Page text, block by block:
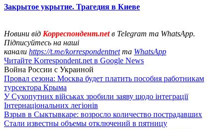
Закрытое укрытие. Трагедия в Киеве
Новини від Корреспондент.netв Telegram та WhatsApp.
Підписуйтесь на наші
канали https://t.me/korrespondentnetта WhatsApp
Читайте Korrespondent.net в Google News
Война России с Украиной
Провал сезона: Москва будет платить пособия работникам
турсектора Крыма
У Сухопутних військах зробили заяву щодо інтеграції
Інтернаціональних легіонів
Взрыв в Сыктывкаре: возросло количество пострадавших
Стали известны объемы отключений в пятницу